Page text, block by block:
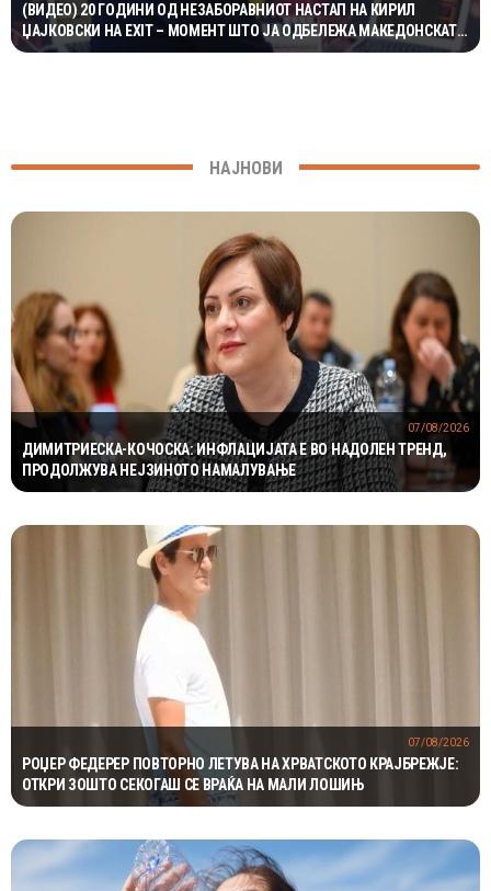
(ВИДЕО) 20 ГОДИНИ ОД НЕЗАБОРАВНИОТ НАСТАП НА КИРИЛ
ЏАЈКОВСКИ НА EXIT – МОМЕНТ ШТО ЈА ОДБЕЛЕЖА МАКЕДОНСКАТА
ЕЛЕКТРОНСКА СЦЕНА
НАЈНОВИ
ДИМИТРИЕСКА-КОЧОСКА: ИНФЛАЦИЈАТА Е ВО НАДОЛЕН ТРЕНД,
ПРОДОЛЖУВА НЕЈЗИНОТО НАМАЛУВАЊЕ
07/08/2026
РОЏЕР ФЕДЕРЕР ПОВТОРНО ЛЕТУВА НА ХРВАТСКОТО КРАЈБРЕЖЈЕ:
ОТКРИ ЗОШТО СЕКОГАШ СЕ ВРАЌА НА МАЛИ ЛОШИЊ
07/08/2026